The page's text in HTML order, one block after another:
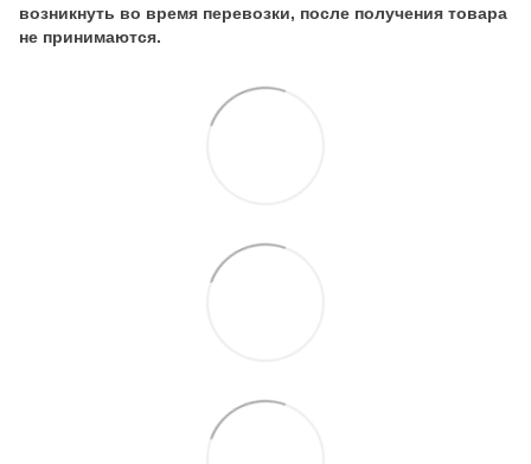
возникнуть во время перевозки, после получения товара
не принимаются.